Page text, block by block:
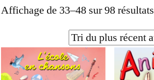
Affichage de 33–48 sur 98 résultats